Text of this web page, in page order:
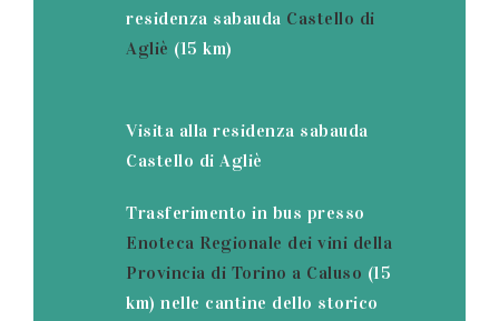
residenza sabauda Castello di
Agliè (15 km)
Visita alla residenza sabauda
Castello di Agliè
Trasferimento in bus presso
Enoteca Regionale dei vini della
Provincia di Torino a Caluso (15
km) nelle cantine dello storico